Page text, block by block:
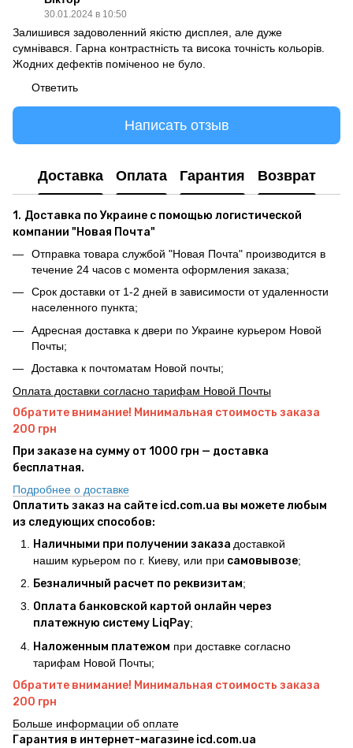
30.01.2024 в 10:50
Залишився задоволенний якістю дисплея, але дуже
сумнівався. Гарна контрастність та висока точність кольорів.
Жодних дефектів поміченоо не було.
Ответить
Написать отзыв
Доставка Оплата Гарантия Возврат
1. Доставка по Украине с помощью логистической
компании "Новая Почта"
Отправка товара службой "Новая Почта" производится в
течение 24 часов с момента оформления заказа;
Срок доставки от 1-2 дней в зависимости от удаленности
населенного пункта;
Адресная доставка к двери по Украине курьером Новой
Почты;
Доставка к почтоматам Новой почты;
Оплата доставки согласно тарифам Новой Почты
Обратите внимание! Минимальная стоимость заказа
200 грн
При заказе на сумму от 1000 грн — доставка
бесплатная.
Подробнее о доставке
Оплатить заказ на сайте icd.com.ua вы можете любым
из следующих способов:
Наличными при получении заказа доставкой
нашим курьером по г. Киеву, или при самовывозе;
Безналичный расчет по реквизитам;
Оплата банковской картой онлайн через
платежную систему LiqPay;
Наложенным платежом при доставке согласно
тарифам Новой Почты;
Обратите внимание! Минимальная стоимость заказа
200 грн
Больше информации об оплате
Гарантия в интернет-магазине icd.com.ua